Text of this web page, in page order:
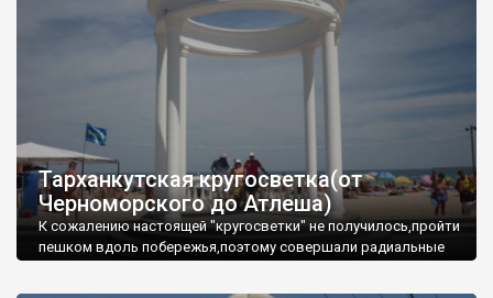
Тарханкутская кругосветка(от
Черноморского до Атлеша)
К сожалению настоящей "кругосветки" не получилось,пройти
пешком вдоль побережья,поэтому совершали радиальные